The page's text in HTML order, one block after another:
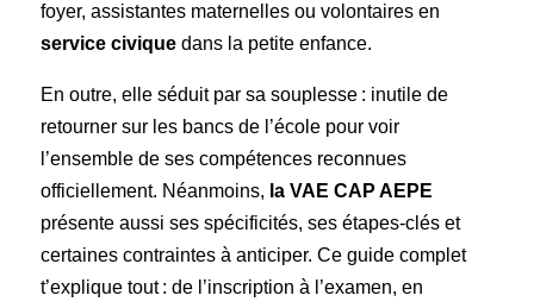
foyer, assistantes maternelles ou volontaires en
service civiquedans la petite enfance.
En outre, elle séduit par sa souplesse : inutile de
retourner sur les bancs de l’école pour voir
l’ensemble de ses compétences reconnues
officiellement. Néanmoins, la VAE CAP AEPE
présente aussi ses spécificités, ses étapes-clés et
certaines contraintes à anticiper. Ce guide complet
t’explique tout : de l’inscription à l’examen, en